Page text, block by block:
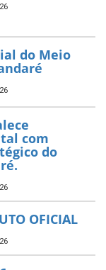
para
do
abre
Urbana!